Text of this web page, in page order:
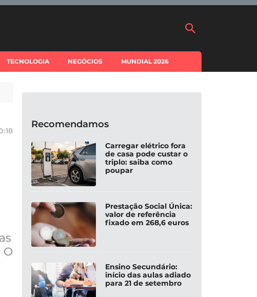
TECNOLOGIA NEGÓCIOS MUNDIAL 2026
O
Recomendamos
Carregar elétrico fora
de casa pode custar o
triplo: saiba como
poupar
Prestação Social Única:
valor de referência
fixado em 268,6 euros
Ensino Secundário:
início das aulas adiado
para 21 de setembro